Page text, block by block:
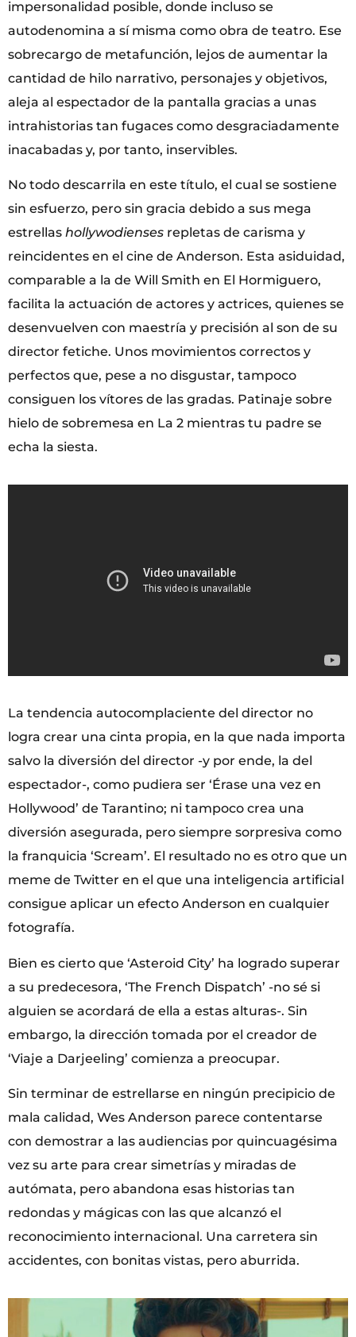
impersonalidad posible, donde incluso se
autodenomina a sí misma como obra de teatro. Ese
sobrecargo de metafunción, lejos de aumentar la
cantidad de hilo narrativo, personajes y objetivos,
aleja al espectador de la pantalla gracias a unas
intrahistorias tan fugaces como desgraciadamente
inacabadas y, por tanto, inservibles.
No todo descarrila en este título, el cual se sostiene
sin esfuerzo, pero sin gracia debido a sus mega
estrellas hollywodienses repletas de carisma y
reincidentes en el cine de Anderson. Esta asiduidad,
comparable a la de Will Smith en El Hormiguero,
facilita la actuación de actores y actrices, quienes se
desenvuelven con maestría y precisión al son de su
director fetiche. Unos movimientos correctos y
perfectos que, pese a no disgustar, tampoco
consiguen los vítores de las gradas. Patinaje sobre
hielo de sobremesa en La 2 mientras tu padre se
echa la siesta.
La tendencia autocomplaciente del director no
logra crear una cinta propia, en la que nada importa
salvo la diversión del director -y por ende, la del
espectador-, como pudiera ser ‘Érase una vez en
Hollywood’ de Tarantino; ni tampoco crea una
diversión asegurada, pero siempre sorpresiva como
la franquicia ‘Scream’. El resultado no es otro que un
meme de Twitter en el que una inteligencia artificial
consigue aplicar un efecto Anderson en cualquier
fotografía.
Bien es cierto que ‘Asteroid City’ ha logrado superar
a su predecesora, ‘The French Dispatch’ -no sé si
alguien se acordará de ella a estas alturas-. Sin
embargo, la dirección tomada por el creador de
‘Viaje a Darjeeling’ comienza a preocupar.
Sin terminar de estrellarse en ningún precipicio de
mala calidad, Wes Anderson parece contentarse
con demostrar a las audiencias por quincuagésima
vez su arte para crear simetrías y miradas de
autómata, pero abandona esas historias tan
redondas y mágicas con las que alcanzó el
reconocimiento internacional. Una carretera sin
accidentes, con bonitas vistas, pero aburrida.